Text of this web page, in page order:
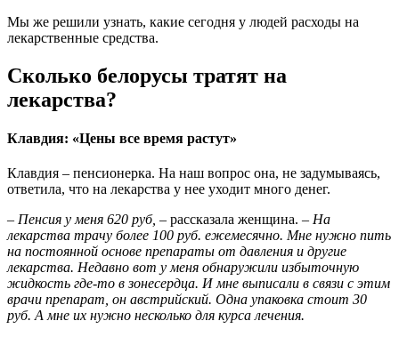
Мы же решили узнать, какие сегодня у людей расходы на
лекарственные средства.
Сколько белорусы тратят на
лекарства?
Клавдия: «Цены все время растут»
Клавдия – пенсионерка. На наш вопрос она, не задумываясь,
ответила, что на лекарства у нее уходит много денег.
– Пенсия у меня 620 руб, – рассказала женщина. – На
лекарства трачу более 100 руб. ежемесячно. Мне нужно пить
на постоянной основе препараты от давления и другие
лекарства. Недавно вот у меня обнаружили избыточную
жидкость где-то в зонесердца. И мне выписали в связи с этим
врачи препарат, он австрийский. Одна упаковка стоит 30
руб. А мне их нужно несколько для курса лечения.